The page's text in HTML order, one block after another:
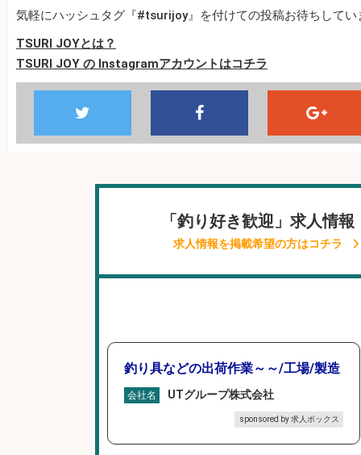
気軽にハッシュタグ『#tsurijoy』を付けての投稿お待ちしてい
TSURI JOYとは？
TSURI JOY の Instagramアカウントはコチラ
「釣り好き歓迎」求人情報
求人情報を掲載希望の方はコチラ
釣り具などの出荷作業～～/工場/製造
会社名 UTグループ株式会社
sponsored by 求人ボックス